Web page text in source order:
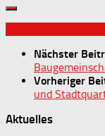
Nächster
Vorheriger
und
Aktuelles